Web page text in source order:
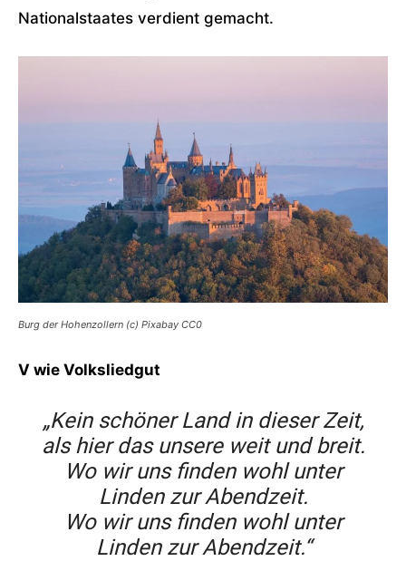
Nationalstaates verdient gemacht.
Burg der Hohenzollern (c) Pixabay CC0
V wie Volksliedgut
„Kein schöner Land in dieser Zeit,
als hier das unsere weit und breit.
Wo wir uns finden wohl unter
Linden zur Abendzeit.
Wo wir uns finden wohl unter
Linden zur Abendzeit.“